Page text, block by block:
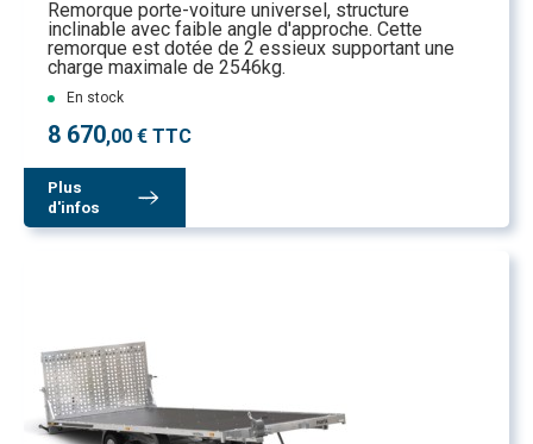
Remorque porte-voiture universel, structure
inclinable avec faible angle d'approche. Cette
remorque est dotée de 2 essieux supportant une
charge maximale de 2546kg.
En stock
8 670,00 € TTC
Plus
d'infos